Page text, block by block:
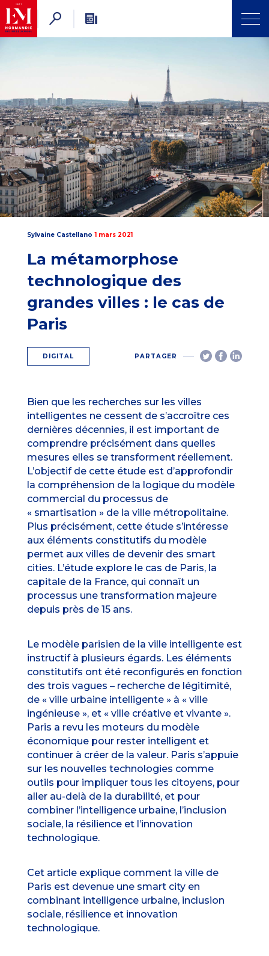
Sylvaine Castellano 1 mars 2021
La métamorphose
technologique des
grandes villes : le cas de
Paris
DIGITAL PARTAGER
Bien que les recherches sur les villes
intelligentes ne cessent de s’accroître ces
dernières décennies, il est important de
comprendre précisément dans quelles
mesures elles se transforment réellement.
L’objectif de cette étude est d’approfondir
la compréhension de la logique du modèle
commercial du processus de
« smartisation » de la ville métropolitaine.
Plus précisément, cette étude s’intéresse
aux éléments constitutifs du modèle
permet aux villes de devenir des smart
cities. L’étude explore le cas de Paris, la
capitale de la France, qui connaît un
processus une transformation majeure
depuis près de 15 ans.
Le modèle parisien de la ville intelligente est
instructif à plusieurs égards. Les éléments
constitutifs ont été reconfigurés en fonction
des trois vagues – recherche de légitimité,
de « ville urbaine intelligente » à « ville
ingénieuse », et « ville créative et vivante ».
Paris a revu les moteurs du modèle
économique pour rester intelligent et
continuer à créer de la valeur. Paris s’appuie
sur les nouvelles technologies comme
outils pour impliquer tous les citoyens, pour
aller au-delà de la durabilité, et pour
combiner l’intelligence urbaine, l’inclusion
sociale, la résilience et l’innovation
technologique.
Cet article explique comment la ville de
Paris est devenue une smart city en
combinant intelligence urbaine, inclusion
sociale, résilience et innovation
technologique.